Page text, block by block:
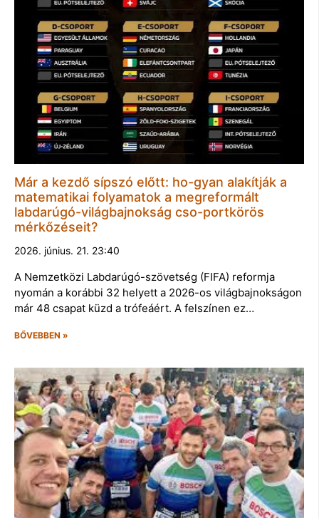
Már a kezdő sípszó előtt: ho-gyan alakítják a
matematikai folyamatok a megreformált
labdarúgó-világbajnokság cso-portkörös
mérkőzéseit?
2026. június. 21. 23:40
A Nemzetközi Labdarúgó-szövetség (FIFA) reformja
nyomán a korábbi 32 helyett a 2026-os világbajnokságon
már 48 csapat küzd a trófeáért. A felszínen ez…
BŐVEBBEN »